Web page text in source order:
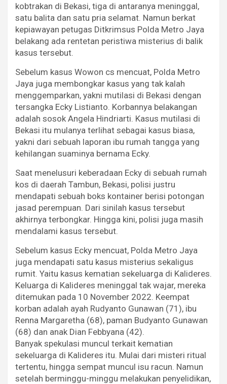
kobtrakan di Bekasi, tiga di antaranya meninggal,
satu balita dan satu pria selamat. Namun berkat
kepiawayan petugas Ditkrimsus Polda Metro Jaya
belakang ada rentetan peristiwa misterius di balik
kasus tersebut.
Sebelum kasus Wowon cs mencuat, Polda Metro
Jaya juga membongkar kasus yang tak kalah
menggemparkan, yakni mutilasi di Bekasi dengan
tersangka Ecky Listianto. Korbannya belakangan
adalah sosok Angela Hindriarti. Kasus mutilasi di
Bekasi itu mulanya terlihat sebagai kasus biasa,
yakni dari sebuah laporan ibu rumah tangga yang
kehilangan suaminya bernama Ecky.
Saat menelusuri keberadaan Ecky di sebuah rumah
kos di daerah Tambun, Bekasi, polisi justru
mendapati sebuah boks kontainer berisi potongan
jasad perempuan. Dari sinilah kasus tersebut
akhirnya terbongkar. Hingga kini, polisi juga masih
mendalami kasus tersebut.
Sebelum kasus Ecky mencuat, Polda Metro Jaya
juga mendapati satu kasus misterius sekaligus
rumit. Yaitu kasus kematian sekeluarga di Kalideres.
Keluarga di Kalideres meninggal tak wajar, mereka
ditemukan pada 10 November 2022. Keempat
korban adalah ayah Rudyanto Gunawan (71), ibu
Renna Margaretha (68), paman Budyanto Gunawan
(68) dan anak Dian Febbyana (42).
Banyak spekulasi muncul terkait kematian
sekeluarga di Kalideres itu. Mulai dari misteri ritual
tertentu, hingga sempat muncul isu racun. Namun
setelah berminggu-minggu melakukan penyelidikan,